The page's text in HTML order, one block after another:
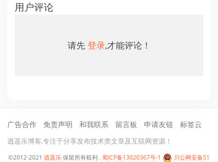
用户评论
请先 登录,才能评论！
广告合作 免责声明 和我联系 留言板 申请友链 标签云
逍遥乐博客,专注于分享发布技术类文章及互联网资源！
©2012-2021 逍遥乐保留所有权利 . 蜀ICP备13020367号-1 川公网安备51